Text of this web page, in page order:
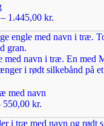
– 1.445,00 kr.
med navn
550,00 kr.